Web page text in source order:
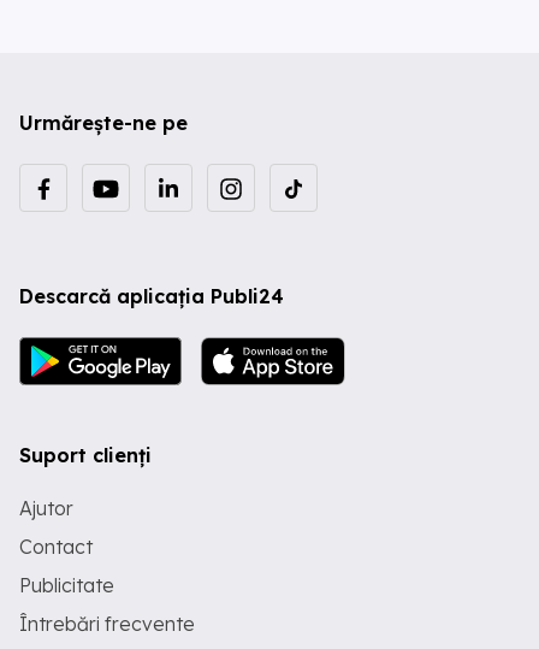
Urmărește-ne pe
Descarcă aplicația Publi24
Suport clienți
Ajutor
Contact
Publicitate
Întrebări frecvente